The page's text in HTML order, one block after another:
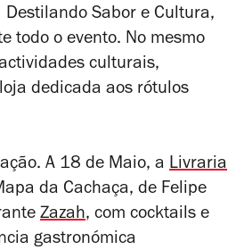
Sabor e Cultura,
todo o evento. No mesmo
culturais,
dedicada aos rótulos
A 18 de Maio, a Livraria
da Cachaça, de Felipe
Zazah, com cocktails e
gastronómica